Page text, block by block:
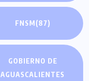
FNSM(87)
GOBIERNO DE
AGUASCALIENTES